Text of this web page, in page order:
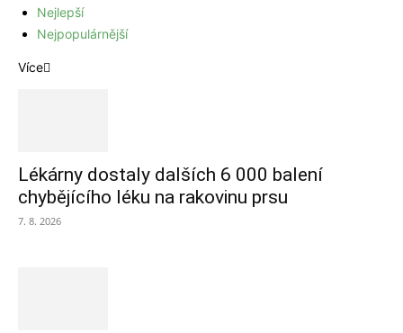
Nejlepší
Nejpopulárnější
Více
Lékárny dostaly dalších 6 000 balení
chybějícího léku na rakovinu prsu
7. 8. 2026